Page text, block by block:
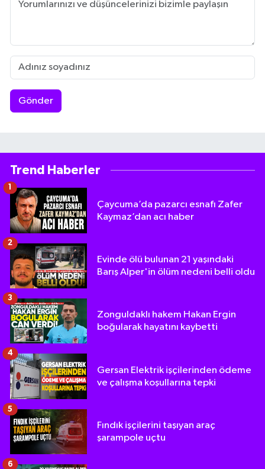
Gönder
Trend Haberler
Çaycuma’da pazarcı esnafı Zafer
Kaymaz’dan acı haber
Evinde ölü bulunan 21 yaşındaki
Barış Alper'in ölüm nedeni belli oldu
2
Zonguldaklı hakem Hakan Ergin
boğularak hayatını kaybetti
3
Gersan Elektrik işçilerinden ödeme
ve çalışma koşullarına tepki
4
Fındık işçilerini taşıyan araç
şarampole uçtu
5
6